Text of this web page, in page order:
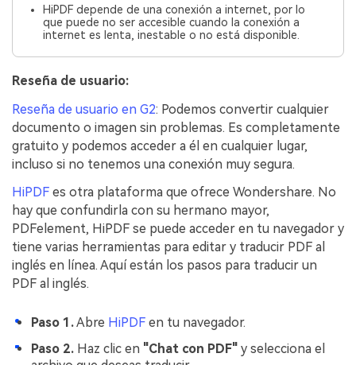
HiPDF depende de una conexión a internet, por lo
que puede no ser accesible cuando la conexión a
internet es lenta, inestable o no está disponible.
Reseña de usuario:
Reseña de usuario en G2: Podemos convertir cualquier
documento o imagen sin problemas. Es completamente
gratuito y podemos acceder a él en cualquier lugar,
incluso si no tenemos una conexión muy segura.
HiPDF es otra plataforma que ofrece Wondershare. No
hay que confundirla con su hermano mayor,
PDFelement, HiPDF se puede acceder en tu navegador y
tiene varias herramientas para editar y traducir PDF al
inglés en línea. Aquí están los pasos para traducir un
PDF al inglés.
Paso 1.Abre HiPDF en tu navegador.
Paso 2. Haz clic en "Chat con PDF" y selecciona el